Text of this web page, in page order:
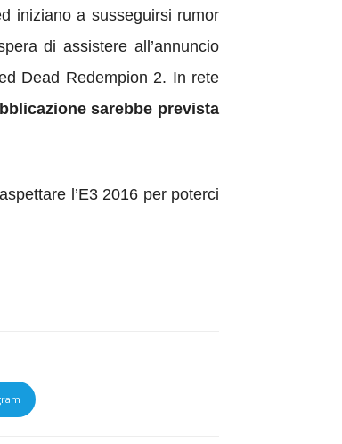
iniziano a susseguirsi rumor
di assistere all’annuncio
Dead Redempion 2. In rete
sarebbe prevista
l’E3 2016 per poterci